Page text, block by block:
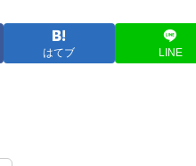
はてブ LINE